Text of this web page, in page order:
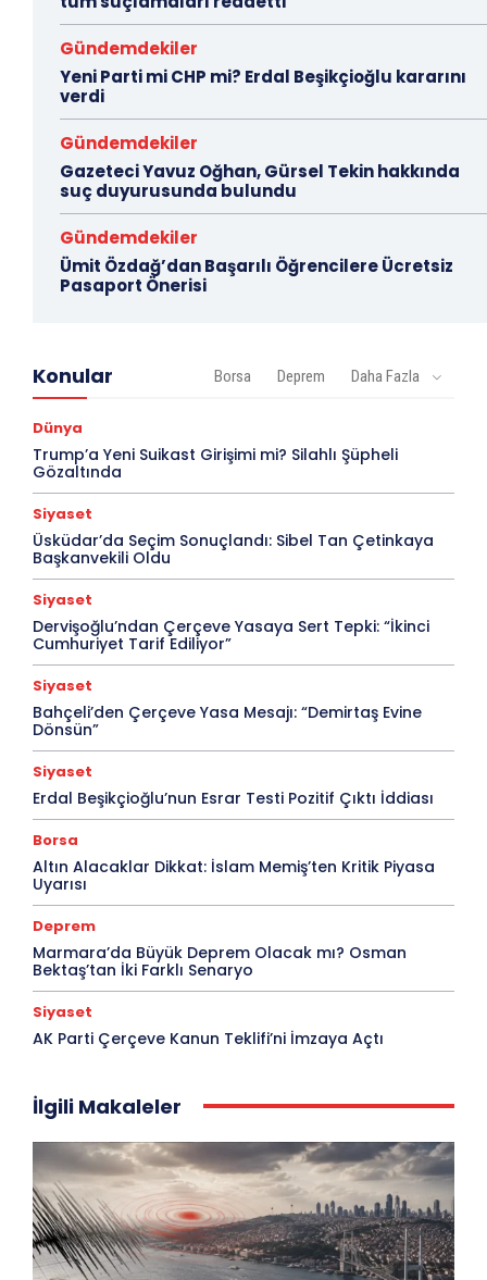
Gündemdekiler
Yeni Parti mi CHP mi? Erdal Beşikçioğlu kararını
verdi
Gündemdekiler
Gazeteci Yavuz Oğhan, Gürsel Tekin hakkında
suç duyurusunda bulundu
Gündemdekiler
Ümit Özdağ’dan Başarılı Öğrencilere Ücretsiz
Pasaport Önerisi
Konular Borsa Deprem Daha Fazla
Dünya
Trump’a Yeni Suikast Girişimi mi? Silahlı Şüpheli
Gözaltında
Siyaset
Üsküdar’da Seçim Sonuçlandı: Sibel Tan Çetinkaya
Başkanvekili Oldu
Siyaset
Dervişoğlu’ndan Çerçeve Yasaya Sert Tepki: “İkinci
Cumhuriyet Tarif Ediliyor”
Siyaset
Bahçeli’den Çerçeve Yasa Mesajı: “Demirtaş Evine
Dönsün”
Siyaset
Erdal Beşikçioğlu’nun Esrar Testi Pozitif Çıktı İddiası
Borsa
Altın Alacaklar Dikkat: İslam Memiş’ten Kritik Piyasa
Uyarısı
Deprem
Marmara’da Büyük Deprem Olacak mı? Osman
Bektaş’tan İki Farklı Senaryo
Siyaset
AK Parti Çerçeve Kanun Teklifi’ni İmzaya Açtı
İlgili Makaleler